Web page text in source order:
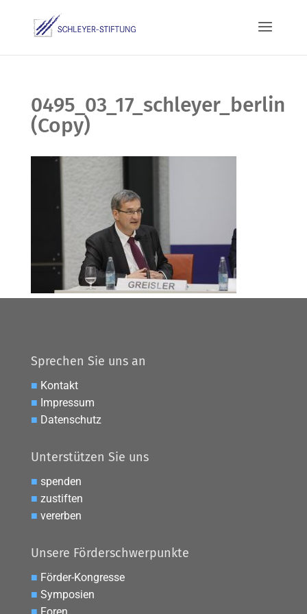
0495_03_17_schleyer_berlin
(Copy)
Sprechen Sie uns an
■ Kontakt
■ Impressum
■ Datenschutz
Unterstützen Sie uns
■ spenden
■ zustiften
■ vererben
Unsere Förderschwerpunkte
■ Förder-Kongresse
■ Symposien